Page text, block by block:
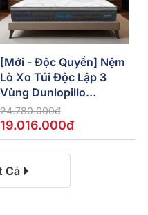
[Mới - Độc Quyền] Nệm
Lò Xo Túi Độc Lập 3
Vùng Dunlopillo
De.Stress Powerful
24.780.000đ
19.016.000đ
Cả